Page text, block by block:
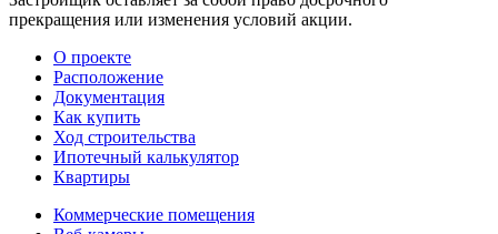
прекращения или изменения условий акции.
О проекте
Раcположение
Документация
Как купить
Ход строительства
Ипотечный калькулятор
Квартиры
Коммерческие помещения